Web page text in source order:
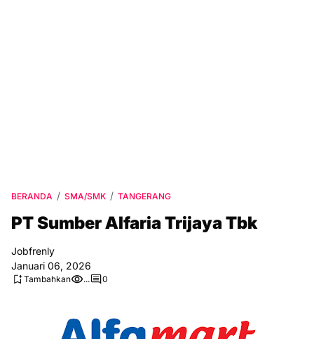
BERANDA SMA/SMK TANGERANG
PT Sumber Alfaria Trijaya Tbk
Jobfrenly
Januari 06, 2026
Tambahkan ... 0